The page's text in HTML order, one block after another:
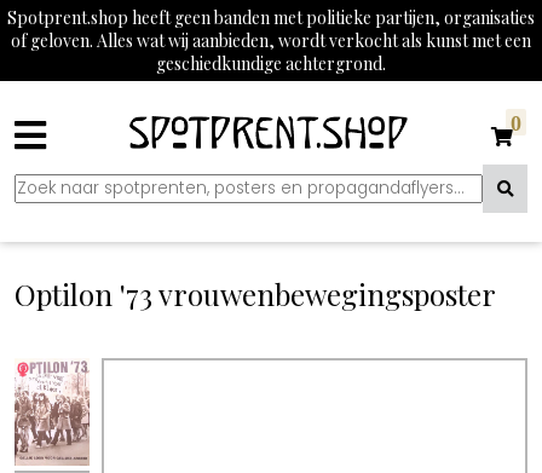
Spotprent.shop heeft geen banden met politieke partijen, organisaties
of geloven. Alles wat wij aanbieden, wordt verkocht als kunst met een
geschiedkundige achtergrond.
0
Optilon '73 vrouwenbewegingsposter